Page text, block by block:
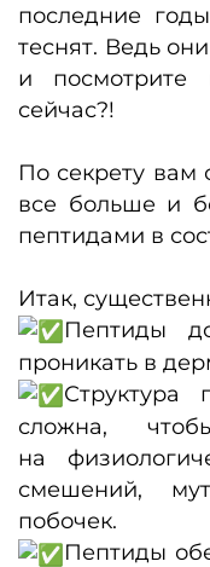
последние
теснят. Ведь
и посмотрите
сейчас?!
По секрету вам
все больше и
пептидами в
Итак,
Пептиды
проникать в
Структура
сложна,
на
смешений,
побочек.
Пептиды